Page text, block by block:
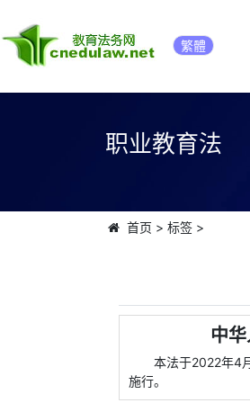
繁體
职业教育法
首页 > 标签>
中
本法于2022年4
施行。